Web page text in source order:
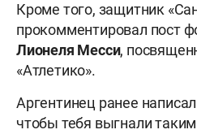
Кроме того, защитник
прокомментировал пост
Лионеля Месси,
«Атлетико».
Аргентинец ранее
чтобы тебя выгнали